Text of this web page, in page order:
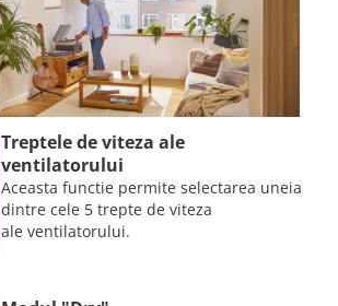
Treptele de viteza ale
ventilatorului
Aceasta functie permite selectarea uneia
dintre cele 5 trepte de viteza
ale ventilatorului.